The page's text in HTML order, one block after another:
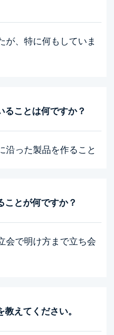
が、特に何もしていま
ることは何ですか？
沿った製品を作ること
ことが何ですか？
会で明け方まで立ち会
えてください。